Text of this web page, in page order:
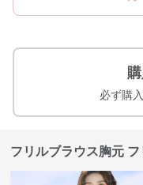
必ず購
フリルブラウス胸元